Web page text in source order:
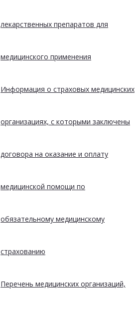
лекарственных препаратов для
медицинского применения
Информация о страховых медицинских
организациях, с которыми заключены
договора на оказание и оплату
медицинской помощи по
обязательному медицинскому
страхованию
Перечень медицинских организаций,